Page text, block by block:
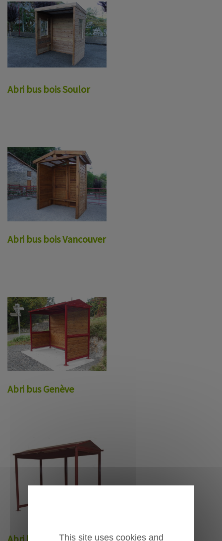
Abri bus bois Soulor
Abri bus bois Vancouver
Abri bus Genève
This site uses cookies and